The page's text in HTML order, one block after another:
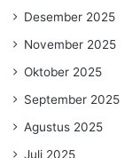
Desember 2025
November 2025
Oktober 2025
September 2025
Agustus 2025
Juli 2025